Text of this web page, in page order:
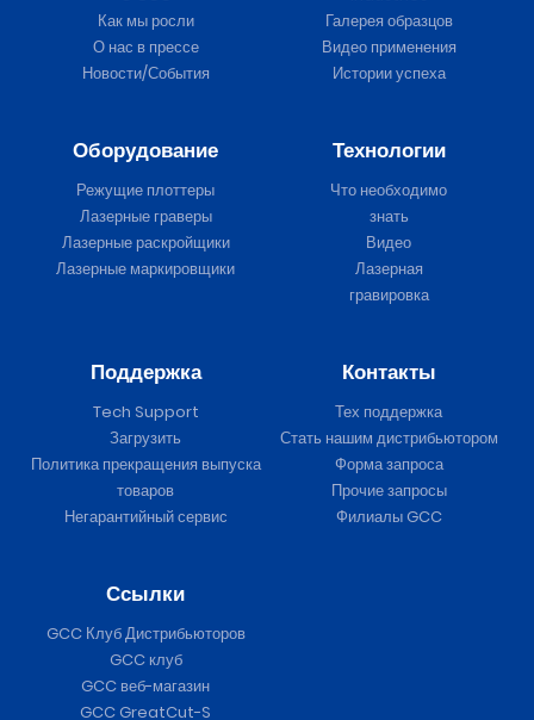
Как мы росли
О нас в прессе
Новости/События
Галерея образцов
Видео применения
Истории успеха
Оборудование
Режущие плоттеры
Лазерные граверы
Лазерные раскройщики
Лазерные маркировщики
Технологии
Что необходимо
знать
Видео
Лазерная
гравировка
Поддержка
Tech Support
Загрузить
Политика прекращения выпуска
товаров
Негарантийный сервис
Контакты
Тех поддержка
Стать нашим дистрибьютором
Форма запроса
Прочие запросы
Филиалы GCC
Ссылки
GCC Клуб Дистрибьюторов
GCC клуб
GCC веб-магазин
GCC GreatCut-S